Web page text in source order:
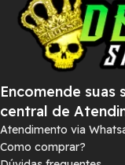
Encomende suas
central de
Atendimento via
Como comprar?